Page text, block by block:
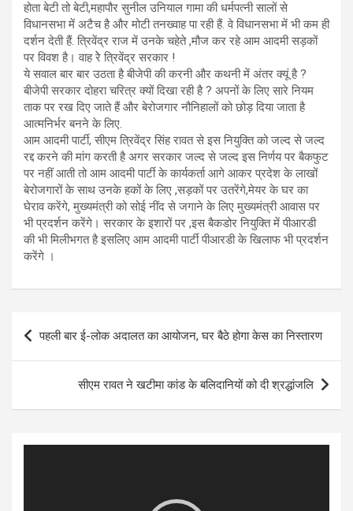
होता बेटी तो बेटी,महापौर सुनील उनियाल गामा की धर्मपत्नी सालों से
विधानसभा में अटैच है और मोटी तनख्वाह पा रही हैं. वे विधानसभा में भी कम ही
दर्शन देती हैं. त्रिवेंद्र राज में उनके चहेते ,मौज कर रहे आम आदमी सड़कों
पर विवश है। वाह रेे त्रिवेंद्र सरकार !
ये सवाल बार बार उठता है बीजेपी की करनी और कथनी में अंतर क्यूं है ?
बीजेपी सरकार दोहरा चरित्र क्यों दिखा रही है ? अपनों के लिए सारे नियम
ताक पर रख दिए जाते हैं और बेरोजगार नौनिहालों को छोड़ दिया जाता है
आत्मनिर्भर बनने के लिए.
आम आदमी पार्टी, सीएम त्रिवेंद्र सिंह रावत से इस नियुक्ति को जल्द से जल्द
रद्द करने की मांग करती है अगर सरकार जल्द से जल्द इस निर्णय पर बैकफुट
पर नहीं आती तो आम आदमी पार्टी के कार्यकर्ता आगे आकर प्रदेश के लाखों
बेरोजगारों के साथ उनके हकों के लिए ,सड़कों पर उतरेंगे,मेयर के घर का
घेराव करेंगे, मुख्यमंत्री को सोई नींद से जगाने के लिए मुख्यमंत्री आवास पर
भी प्रदर्शन करेंगे। सरकार के इशारों पर ,इस बैकडोर नियुक्ति में पीआरडी
की भी मिलीभगत है इसलिए आम आदमी पार्टी पीआरडी के खिलाफ भी प्रदर्शन
करेंगे ।
Post
navigation
पहली बार ई-लोक अदालत का आयोजन, घर बैठे होगा केस का निस्तारण
सीएम रावत ने खटीमा कांड के बलिदानियों को दी श्रद्धांजलि